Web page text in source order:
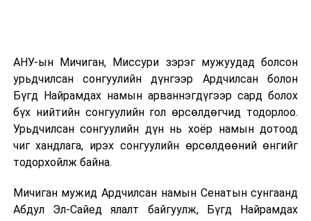
үүдийн машин, техникийг үе шаттай шинэчилж байна
ӨМНӨХ МЭДЭЭ
Хүний папиллома вирусийн эсрэг дархлаажуулалтын
ажлыг эхлүүлсэн хойш нийслэлийн хэмжээнд 50138
хүүхдийг хамруулжээ
АНУ-ын Мичиган, Миссури зэрэг мужуудад болсон
урьдчилсан сонгуулийн дүнгээр Ардчилсан болон
Бүгд Найрамдах намын арваннэгдүгээр сард болох
бүх нийтийн сонгуулийн гол өрсөлдөгчид тодорлоо.
Урьдчилсан сонгуулийн дүн нь хоёр намын дотоод
чиг хандлага, ирэх сонгуулийн өрсөлдөөний өнгийг
тодорхойлж байна.
Мичиган мужид Ардчилсан намын Сенатын сунгаанд
Абдул Эл-Сайед ялалт байгуулж, Бүгд Найрамдах